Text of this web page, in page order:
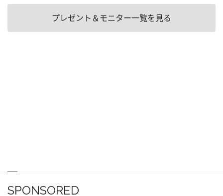
プレゼント＆モニター一覧を見る
SPONSORED